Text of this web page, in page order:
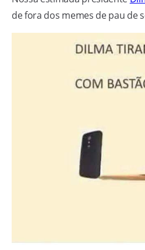
de fora dos memes de pau de